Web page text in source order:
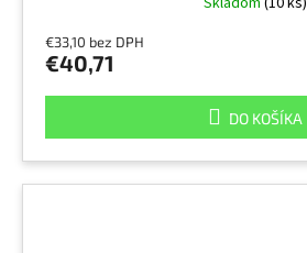
€33,10 bez DPH
€40,71
DO KOŠÍKA